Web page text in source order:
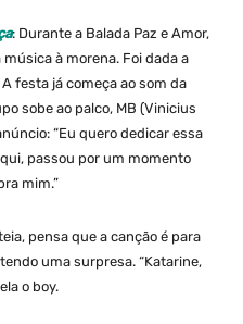
: Durante a Balada Paz e Amor,
à morena. Foi dada a
festa já começa ao som da
sobe ao palco, MB (Vinicius
“Eu quero dedicar essa
passou por um momento
mim.”
pensa que a canção é para
uma surpresa. “Katarine,
o boy.